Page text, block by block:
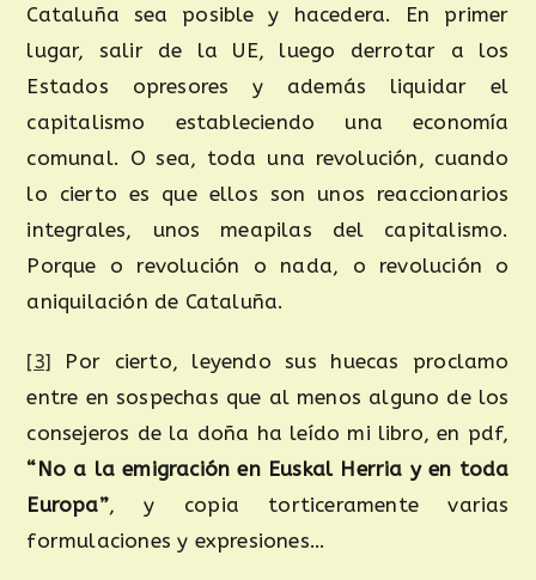
Cataluña sea posible y hacedera. En primer
lugar, salir de la UE, luego derrotar a los
Estados opresores y además liquidar el
capitalismo estableciendo una economía
comunal. O sea, toda una revolución, cuando
lo cierto es que ellos son unos reaccionarios
integrales, unos meapilas del capitalismo.
Porque o revolución o nada, o revolución o
aniquilación de Cataluña.
[3] Por cierto, leyendo sus huecas proclamo
entre en sospechas que al menos alguno de los
consejeros de la doña ha leído mi libro, en pdf,
“No a la emigración en Euskal Herria y en toda
Europa”, y copia torticeramente varias
formulaciones y expresiones…